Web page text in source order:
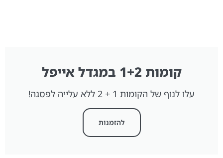
קומות 1+2 במגדל אייפל
עלו לנוף של הקומות 1 + 2 ללא עלייה לפסגה!
להזמנות